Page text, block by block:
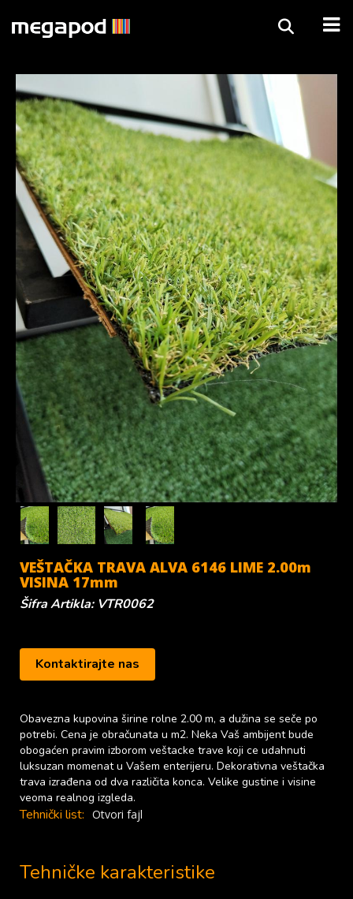
VEŠTAČKA TRAVA ALVA 6146 LIME 2.00m
VISINA 17mm
Šifra Artikla: VTR0062
Kontaktirajte nas
Obavezna kupovina širine rolne 2.00 m, a dužina se seče po
potrebi. Cena je obračunata u m2. Neka Vaš ambijent bude
obogaćen pravim izborom veštacke trave koji ce udahnuti
luksuzan momenat u Vašem enterijeru. Dekorativna veštačka
trava izrađena od dva različita konca. Velike gustine i visine
veoma realnog izgleda.
Tehnički list: Otvori fajl
Tehničke karakteristike